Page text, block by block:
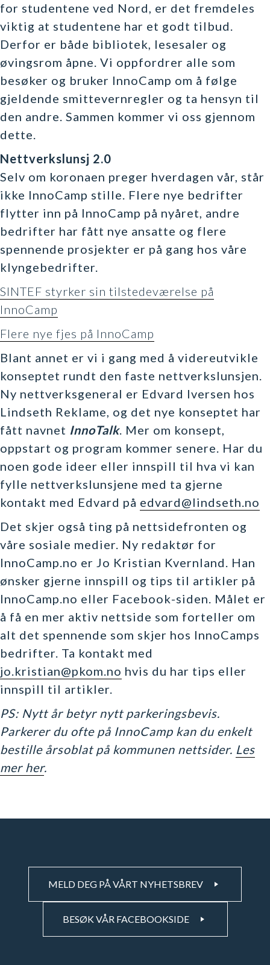
for studentene ved Nord, er det fremdeles
viktig at studentene har et godt tilbud.
Derfor er både bibliotek, lesesaler og
øvingsrom åpne. Vi oppfordrer alle som
besøker og bruker InnoCamp om å følge
gjeldende smittevernregler og ta hensyn til
den andre. Sammen kommer vi oss gjennom
dette.
Nettverkslunsj 2.0
Selv om koronaen preger hverdagen vår, står
ikke InnoCamp stille. Flere nye bedrifter
flytter inn på InnoCamp på nyåret, andre
bedrifter har fått nye ansatte og flere
spennende prosjekter er på gang hos våre
klyngebedrifter.
SINTEF styrker sin tilstedeværelse på
InnoCamp
Flere nye fjes på InnoCamp
Blant annet er vi i gang med å videreutvikle
konseptet rundt den faste nettverkslunsjen.
Ny nettverksgeneral er Edvard Iversen hos
Lindseth Reklame, og det nye konseptet har
fått navnet InnoTalk. Mer om konsept,
oppstart og program kommer senere. Har du
noen gode ideer eller innspill til hva vi kan
fylle nettverkslunsjene med ta gjerne
kontakt med Edvard på edvard@lindseth.no
Det skjer også ting på nettsidefronten og
våre sosiale medier. Ny redaktør for
InnoCamp.no er Jo Kristian Kvernland. Han
ønsker gjerne innspill og tips til artikler på
InnoCamp.no eller Facebook-siden. Målet er
å få en mer aktiv nettside som forteller om
alt det spennende som skjer hos InnoCamps
bedrifter. Ta kontakt med
jo.kristian@pkom.no hvis du har tips eller
innspill til artikler.
PS: Nytt år betyr nytt parkeringsbevis.
Parkerer du ofte på InnoCamp kan du enkelt
bestille årsoblat på kommunen nettsider. Les
mer her.
MELD DEG PÅ VÅRT NYHETSBREV
BESØK VÅR FACEBOOKSIDE